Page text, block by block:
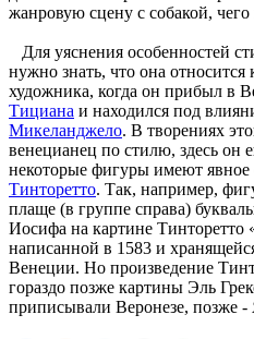
жанровую сцену с собакой, чего
Для уяснения особенностей
нужно знать, что она относится
художника, когда он прибыл в
Тициана и находился под
Микеланджело. В творениях
венецианец по стилю, здесь он
некоторые фигуры имеют явное
Тинторетто. Так, например,
плаще (в группе справа)
Иосифа на картине Тинторетто
написанной в 1583 и
Венеции. Но произведение
гораздо позже картины Эль
приписывали Веронезе, позже -